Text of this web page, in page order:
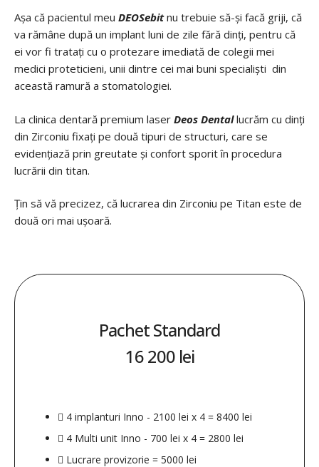
Așa că pacientul meu DEOSebitnu trebuie să-și facă griji, că
va rămâne după un implant luni de zile fără dinți, pentru că
ei vor fi tratați cu o protezare imediată de colegii mei
medici proteticieni, unii dintre cei mai buni specialiști din
această ramură a stomatologiei.
La clinica dentară premium laser Deos Dentallucrăm cu dinți
din Zirconiu fixați pe două tipuri de structuri, care se
evidențiază prin greutate și confort sporit în procedura
lucrării din titan.
Țin să vă precizez, că lucrarea din Zirconiu pe Titan este de
două ori mai ușoară.
Pachet Standard
16 200 lei
4 implanturi Inno - 2100 lei x 4 = 8400 lei
4 Multi unit Inno - 700 lei x 4 = 2800 lei
Lucrare provizorie = 5000 lei